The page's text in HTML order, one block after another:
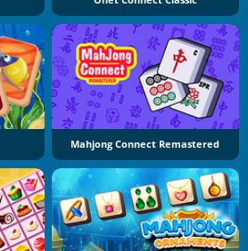
Mahjong Connect Remastered